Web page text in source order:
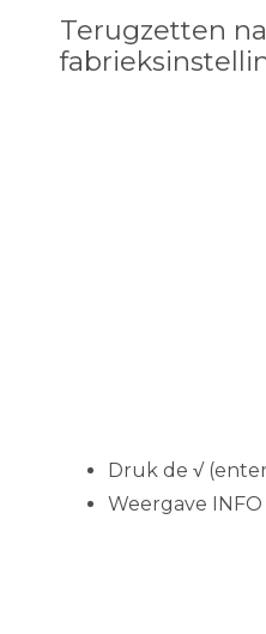
Terugzetten
Druk de √
Weergave